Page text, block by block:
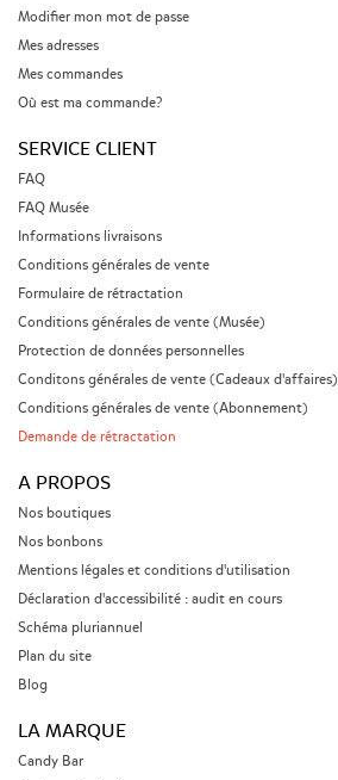
Modifier mon mot de passe
Mes adresses
Mes commandes
Où est ma commande?
SERVICE CLIENT
FAQ
FAQ Musée
Informations livraisons
Conditions générales de vente
Formulaire de rétractation
Conditions générales de vente (Musée)
Protection de données personnelles
Conditons générales de vente (Cadeaux d'affaires)
Conditions générales de vente (Abonnement)
Demande de rétractation
A PROPOS
Nos boutiques
Nos bonbons
Mentions légales et conditions d'utilisation
Déclaration d'accessibilité : audit en cours
Schéma pluriannuel
Plan du site
Blog
LA MARQUE
Candy Bar